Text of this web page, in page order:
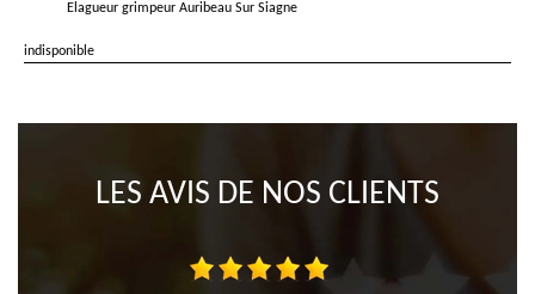
Elagueur grimpeur Auribeau Sur Siagne
indisponible
LES AVIS DE NOS CLIENTS